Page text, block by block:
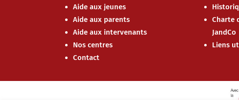
Aide aux jeunes
Aide aux parents
Aide aux intervenants
Nos centres
Contact
Charte
JandCo
Liens